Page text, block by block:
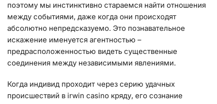
поэтому мы инстинктивно стараемся найти отношения
между событиями, даже когда они происходят
абсолютно непредсказуемо. Это познавательное
искажение именуется агентностью –
предрасположенностью видеть существенные
соединения между независимыми явлениями.
Когда индивид проходит через серию удачных
происшествий в irwin casino кряду, его сознание